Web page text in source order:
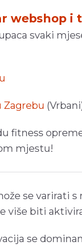
webshop i
svaki
Zagrebu
fitness
mjestu!
se varirati
više biti
se